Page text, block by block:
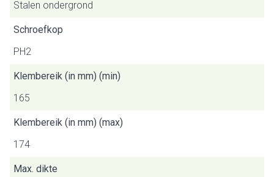
Stalen ondergrond
Schroefkop
PH2
Klembereik (in mm) (min)
165
Klembereik (in mm) (max)
174
Max. dikte